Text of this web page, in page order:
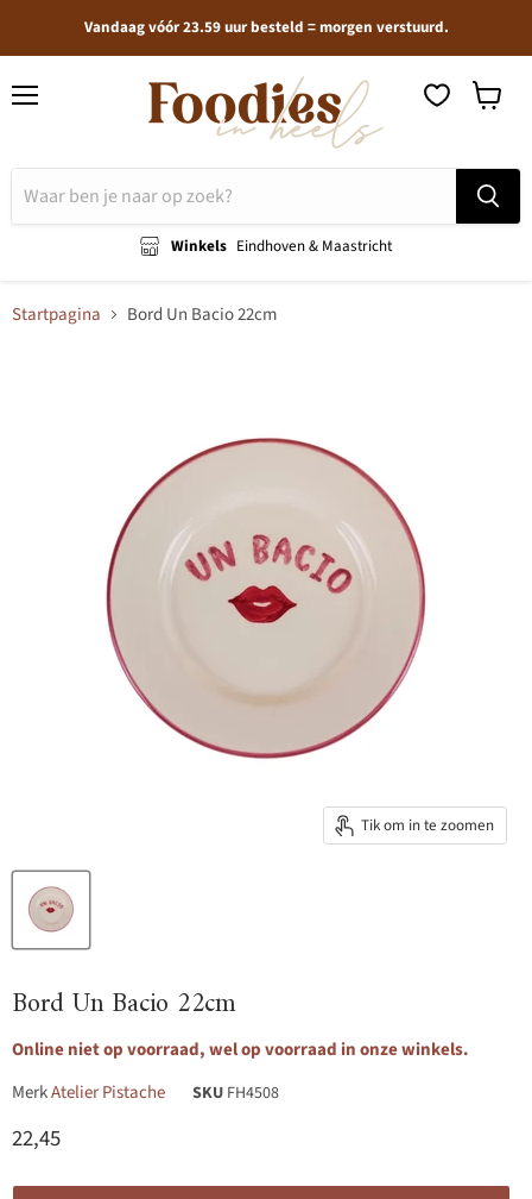
Vandaag vóór 23.59 uur besteld = morgen verstuurd.
Winkels Eindhoven & Maastricht
Startpagina Bord Un Bacio 22cm
Tik om in te zoomen
Bord Un Bacio 22cm
Online niet op voorraad, wel op voorraad in onze winkels.
MerkAtelier Pistache SKU FH4508
Huidige prijs
22,45